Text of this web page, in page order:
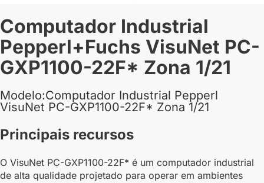
Computador Industrial
Pepperl+Fuchs VisuNet PC-
GXP1100-22F* Zona 1/21
Modelo:Computador Industrial Pepperl
VisuNet PC-GXP1100-22F* Zona 1/21
Principais recursos
O VisuNet PC-GXP1100-22F* é um computador industrial
de alta qualidade projetado para operar em ambientes